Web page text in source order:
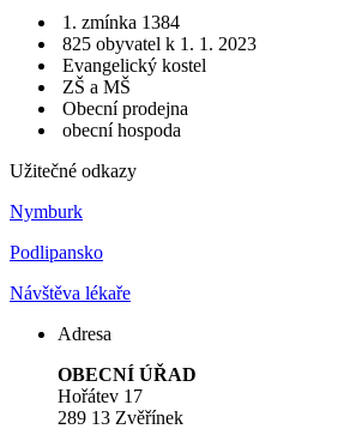
1. zmínka 1384
825 obyvatel k 1. 1. 2023
Evangelický kostel
ZŠ a MŠ
Obecní prodejna
obecní hospoda
Užitečné odkazy
Nymburk
Podlipansko
Návštěva lékaře
Adresa
OBECNÍ ÚŘAD
Hořátev 17
289 13 Zvěřínek